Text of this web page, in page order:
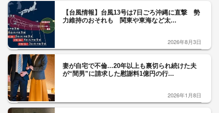
【台風情報】台風13号は7日ごろ沖縄に直撃 勢
力維持のおそれも 関東や東海など太...
2026年8月3日
妻が自宅で不倫…20年以上も裏切られ続けた夫
が“間男”に請求した慰謝料1億円の行...
2026年1月8日